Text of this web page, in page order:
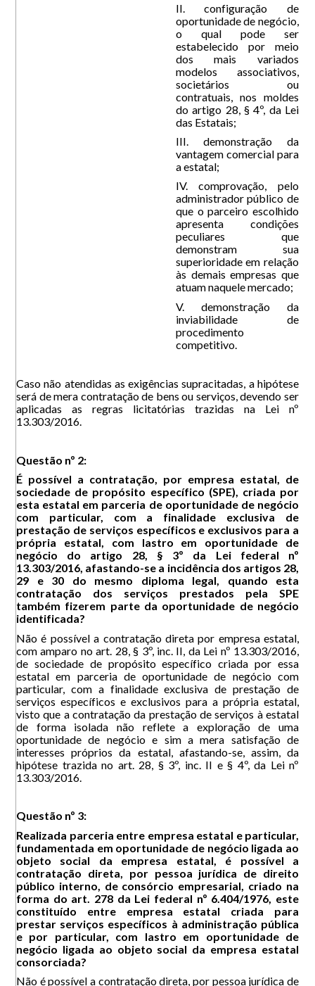
II. configuração de
oportunidade de negócio,
o qual pode ser
estabelecido por meio
dos mais variados
modelos associativos,
societários ou
contratuais, nos moldes
do artigo 28, § 4º, da Lei
das Estatais;
III. demonstração da
vantagem comercial para
a estatal;
IV. comprovação, pelo
administrador público de
que o parceiro escolhido
apresenta condições
peculiares que
demonstram sua
superioridade em relação
às demais empresas que
atuam naquele mercado;
V. demonstração da
inviabilidade de
procedimento
competitivo.
Caso não atendidas as exigências supracitadas, a hipótese
será de mera contratação de bens ou serviços, devendo ser
aplicadas as regras licitatórias trazidas na Lei nº
13.303/2016.
Questão nº 2:
É possível a contratação, por empresa estatal, de
sociedade de propósito específico (SPE), criada por
esta estatal em parceria de oportunidade de negócio
com particular, com a finalidade exclusiva de
prestação de serviços específicos e exclusivos para a
própria estatal, com lastro em oportunidade de
negócio do artigo 28, § 3º da Lei federal nº
13.303/2016, afastando-se a incidência dos artigos 28,
29 e 30 do mesmo diploma legal, quando esta
contratação dos serviços prestados pela SPE
também fizerem parte da oportunidade de negócio
identificada?
Não é possível a contratação direta por empresa estatal,
com amparo no art. 28, § 3º, inc. II, da Lei nº 13.303/2016,
de sociedade de propósito específico criada por essa
estatal em parceria de oportunidade de negócio com
particular, com a finalidade exclusiva de prestação de
serviços específicos e exclusivos para a própria estatal,
visto que a contratação da prestação de serviços à estatal
de forma isolada não reflete a exploração de uma
oportunidade de negócio e sim a mera satisfação de
interesses próprios da estatal, afastando-se, assim, da
hipótese trazida no art. 28, § 3º, inc. II e § 4º, da Lei nº
13.303/2016.
Questão nº 3:
Realizada parceria entre empresa estatal e particular,
fundamentada em oportunidade de negócio ligada ao
objeto social da empresa estatal, é possível a
contratação direta, por pessoa jurídica de direito
público interno, de consórcio empresarial, criado na
forma do art. 278 da Lei federal nº 6.404/1976, este
constituído entre empresa estatal criada para
prestar serviços específicos à administração pública
e por particular, com lastro em oportunidade de
negócio ligada ao objeto social da empresa estatal
consorciada?
Não é possível a contratação direta, por pessoa jurídica de